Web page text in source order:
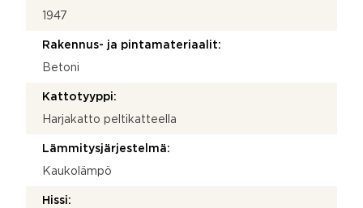
1947
Rakennus- ja pintamateriaalit:
Betoni
Kattotyyppi:
Harjakatto peltikatteella
Lämmitysjärjestelmä:
Kaukolämpö
Hissi: